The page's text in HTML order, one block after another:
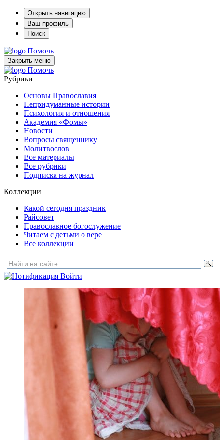
Открыть навигацию
Ваш профиль
Поиск
Помочь
Закрыть меню
Помочь
Рубрики
Основы Православия
Непридуманные истории
Психология и отношения
Академия «Фомы»
Новости
Вопросы священнику
Молитвослов
Все материалы
Все рубрики
Подписка на журнал
Коллекции
Какой сегодня праздник
Райсовет
Православное богослужение
Читаем с детьми о вере
Все коллекции
Войти